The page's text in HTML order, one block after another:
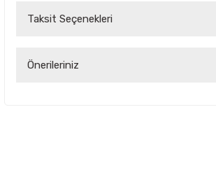
Bu ürüne ilk yorumu siz yapın!
Taksit Seçenekleri
Önerileriniz